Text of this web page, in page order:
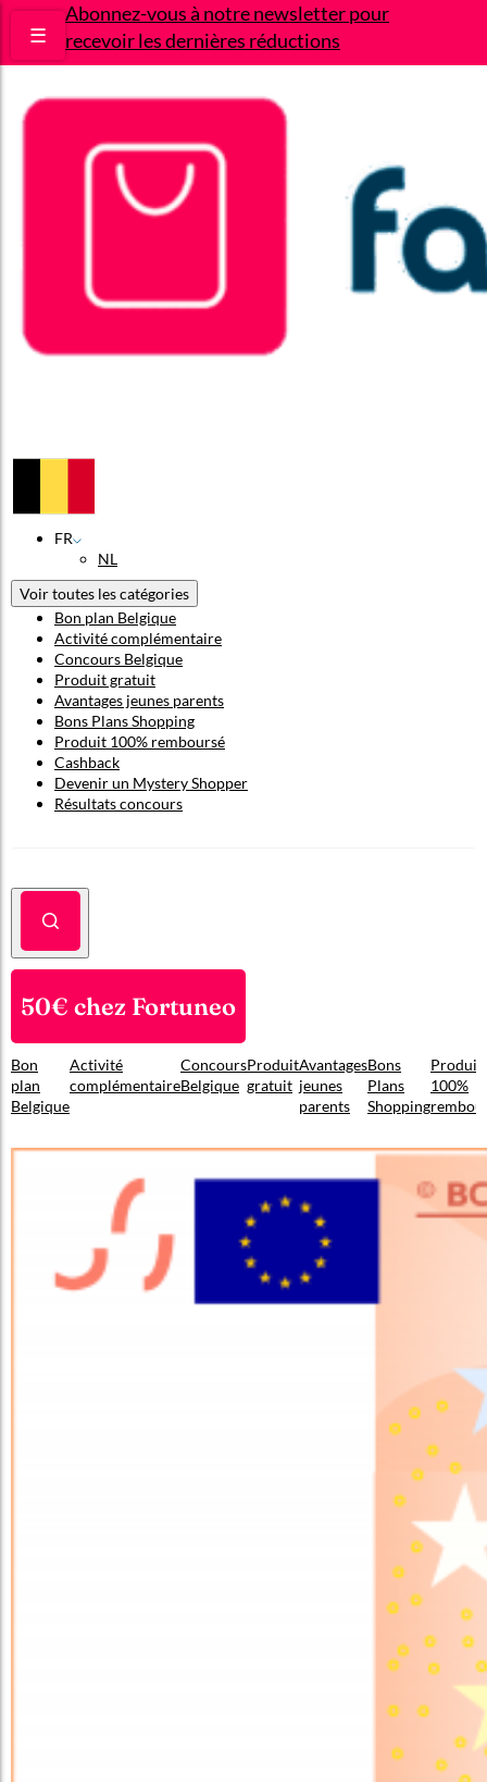
Abonnez-vous à notre newsletter pour
recevoir les dernières réductions
☰
FR
NL
Voir toutes les catégories
Bon plan Belgique
Activité complémentaire
Concours Belgique
Produit gratuit
Avantages jeunes parents
Bons Plans Shopping
Produit 100% remboursé
Cashback
Devenir un Mystery Shopper
Résultats concours
50€ chez Fortuneo
Bon
plan
Belgique
Activité
complémentaire
Concours
Belgique
Produit
gratuit
Avantages
jeunes
parents
Bons
Plans
Shopping
Produit
100%